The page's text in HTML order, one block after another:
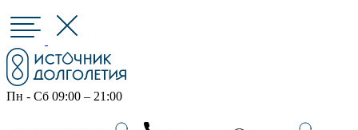
Пн - Сб 09:00 – 21:00